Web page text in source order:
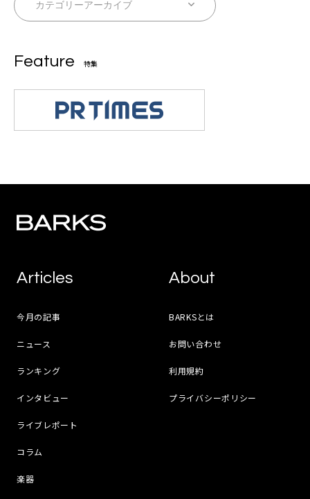
Feature 特集
Articles
今月の記事
ニュース
ランキング
インタビュー
ライブレポート
コラム
楽器
About
BARKSとは
お問い合わせ
利用規約
プライバシーポリシー